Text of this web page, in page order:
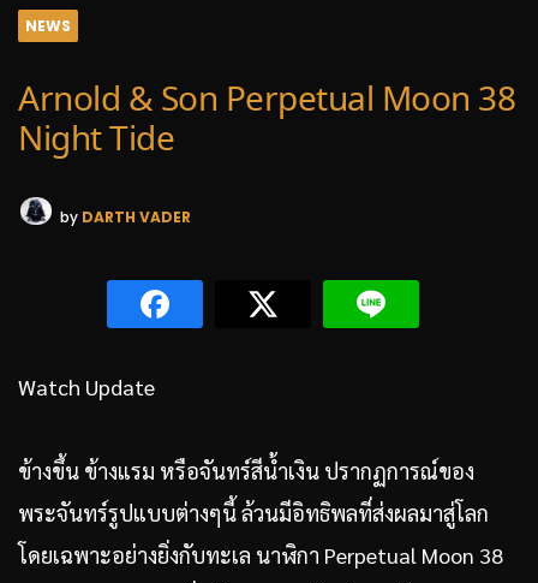
NEWS
Arnold & Son Perpetual Moon 38
Night Tide
by DARTH VADER
Watch Update
ข้างขึ้น ข้างแรม หรือจันทร์สีน้ำเงิน ปรากฏการณ์ของ
พระจันทร์รูปแบบต่างๆนี้ ล้วนมีอิทธิพลที่ส่งผลมาสู่โลก
โดยเฉพาะอย่างยิ่งกับทะเล นาฬิกา Perpetual Moon 38